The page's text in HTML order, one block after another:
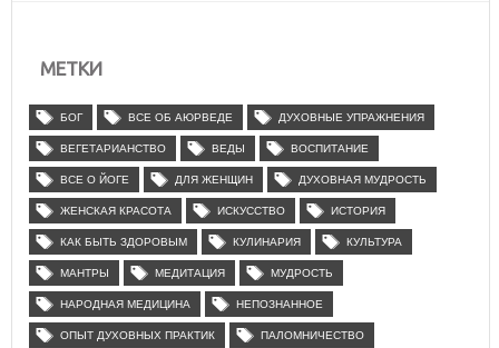
МЕТКИ
БОГ ВСЕ ОБ АЮРВЕДЕ ДУХОВНЫЕ УПРАЖНЕНИЯ
ВЕГЕТАРИАНСТВО ВЕДЫ ВОСПИТАНИЕ
ВСЕ О ЙОГЕ ДЛЯ ЖЕНЩИН ДУХОВНАЯ МУДРОСТЬ
ЖЕНСКАЯ КРАСОТА ИСКУССТВО ИСТОРИЯ
КАК БЫТЬ ЗДОРОВЫМ КУЛИНАРИЯ КУЛЬТУРА
МАНТРЫ МЕДИТАЦИЯ МУДРОСТЬ
НАРОДНАЯ МЕДИЦИНА НЕПОЗНАННОЕ
ОПЫТ ДУХОВНЫХ ПРАКТИК ПАЛОМНИЧЕСТВО